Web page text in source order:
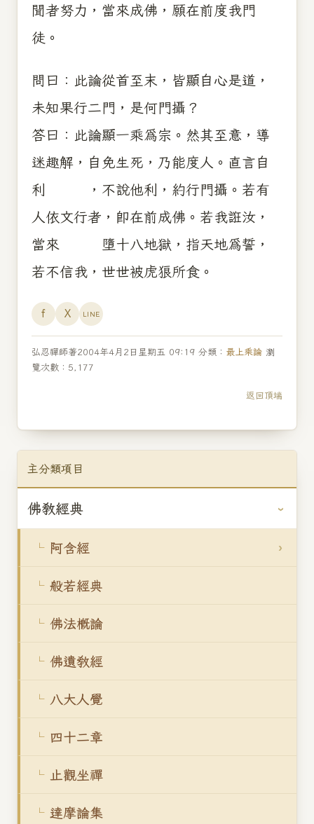
主分類項目
佛教經典
阿含經
般若經典
佛法概論
佛遺教經
八大人覺
四十二章
止觀坐禪
達摩論集
聞者努力，當來成佛，願在前度我門
徒。
問曰：此論從首至末，皆顯自心是道，
未知果行二門，是何門攝？
答曰：此論顯一乘為宗。然其至意，導
迷趣解，自免生死，乃能度人。直言自
利 ，不說他利，約行門攝。若有
人依文行者，即在前成佛。若我誑汝，
當來 墮十八地獄，指天地為誓，
若不信我，世世被虎狼所食。
f X LINE
弘忍禪師著2004年4月2日星期五 09:19 分類： 最上乘論 瀏
覽次數： 5,177
返回頂端